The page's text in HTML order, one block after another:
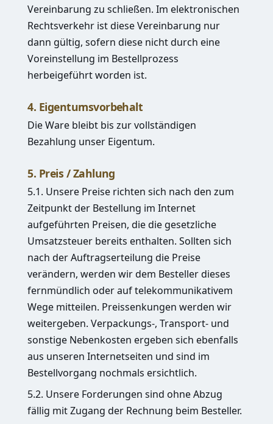
Vereinbarung zu schließen. Im elektronischen
Rechtsverkehr ist diese Vereinbarung nur
dann gültig, sofern diese nicht durch eine
Voreinstellung im Bestellprozess
herbeigeführt worden ist.
4. Eigentumsvorbehalt
Die Ware bleibt bis zur vollständigen
Bezahlung unser Eigentum.
5. Preis / Zahlung
5.1. Unsere Preise richten sich nach den zum
Zeitpunkt der Bestellung im Internet
aufgeführten Preisen, die die gesetzliche
Umsatzsteuer bereits enthalten. Sollten sich
nach der Auftragserteilung die Preise
verändern, werden wir dem Besteller dieses
fernmündlich oder auf telekommunikativem
Wege mitteilen. Preissenkungen werden wir
weitergeben. Verpackungs-, Transport- und
sonstige Nebenkosten ergeben sich ebenfalls
aus unseren Internetseiten und sind im
Bestellvorgang nochmals ersichtlich.
5.2. Unsere Forderungen sind ohne Abzug
fällig mit Zugang der Rechnung beim Besteller.